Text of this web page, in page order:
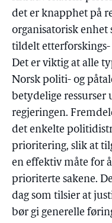
det er knapphet på
organisatorisk enhet
tildelt etterforskings-
Det er viktig at alle
Norsk politi- og
betydelige ressurser
regjeringen.
det enkelte
prioritering, slik at
en effektiv måte for
prioriterte sakene.
dag som tilsier at
bør gi generelle